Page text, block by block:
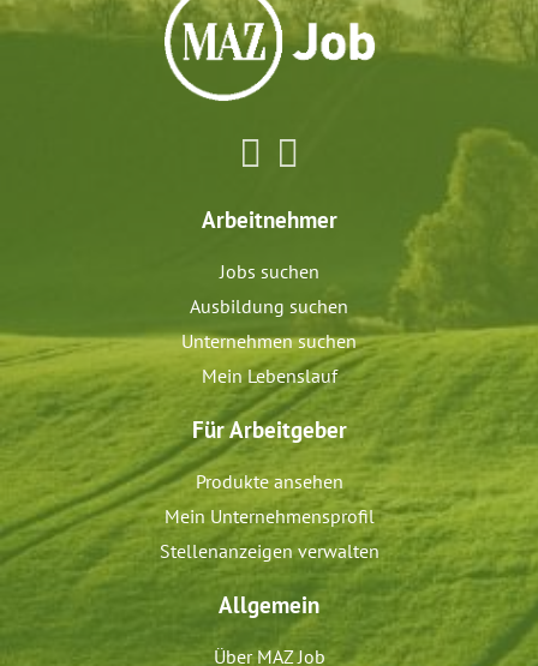
Arbeitnehmer
Jobs suchen
Ausbildung suchen
Unternehmen suchen
Mein Lebenslauf
Für Arbeitgeber
Produkte ansehen
Mein Unternehmensprofil
Stellenanzeigen verwalten
Allgemein
Über MAZ Job